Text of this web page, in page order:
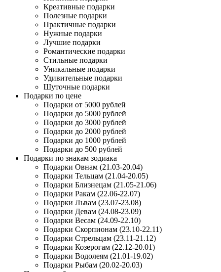
Креативные подарки
Полезные подарки
Практичные подарки
Нужные подарки
Лучшие подарки
Романтические подарки
Стильные подарки
Уникальные подарки
Удивительные подарки
Шуточные подарки
Подарки по цене
Подарки от 5000 рублей
Подарки до 5000 рублей
Подарки до 3000 рублей
Подарки до 2000 рублей
Подарки до 1000 рублей
Подарки до 500 рублей
Подарки по знакам зодиака
Подарки Овнам (21.03-20.04)
Подарки Тельцам (21.04-20.05)
Подарки Близнецам (21.05-21.06)
Подарки Ракам (22.06-22.07)
Подарки Львам (23.07-23.08)
Подарки Девам (24.08-23.09)
Подарки Весам (24.09-22.10)
Подарки Скорпионам (23.10-22.11)
Подарки Стрельцам (23.11-21.12)
Подарки Козерогам (22.12-20.01)
Подарки Водолеям (21.01-19.02)
Подарки Рыбам (20.02-20.03)